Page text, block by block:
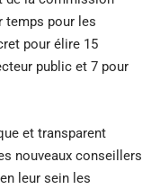
temps pour les
pour élire 15
public et 7 pour
et transparent
nouveaux conseillers
leur sein les